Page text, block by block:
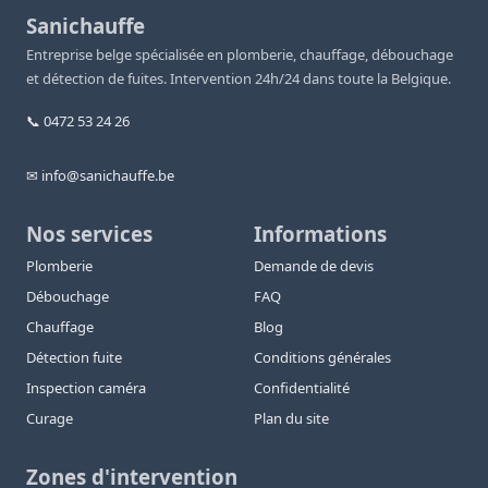
Sanichauffe
Entreprise belge spécialisée en plomberie, chauffage, débouchage
et détection de fuites. Intervention 24h/24 dans toute la Belgique.
📞 0472 53 24 26
✉ info@sanichauffe.be
Nos services
Plomberie
Débouchage
Chauffage
Détection fuite
Inspection caméra
Curage
Informations
Demande de devis
FAQ
Blog
Conditions générales
Confidentialité
Plan du site
Zones d'intervention